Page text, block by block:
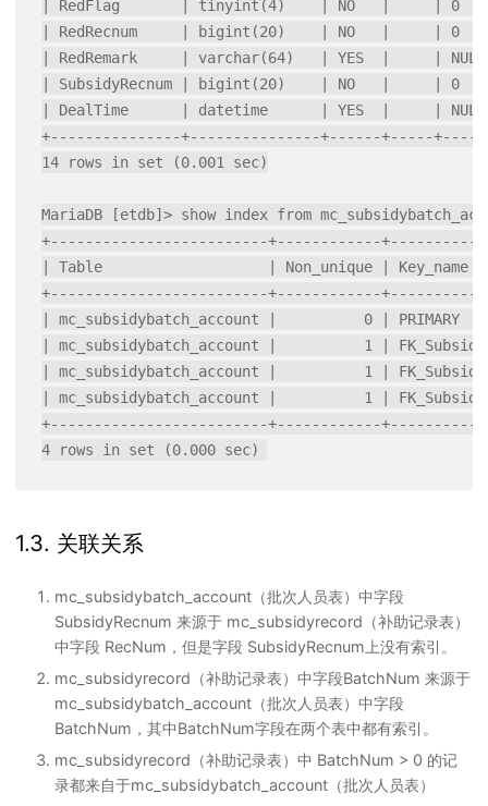
| RedFlag       | tinyint(4)    | NO   |     |
| RedRecnum     | bigint(20)    | NO   |     |
| RedRemark     | varchar(64)   | YES  |     |
| SubsidyRecnum | bigint(20)    | NO   |     |
| DealTime      | datetime      | YES  |     |
+---------------+---------------+------+-----
14 rows in set (0.001 sec)
MariaDB [etdb]> show index from
+-------------------------+------------
| Table                   | Non_unique | Key_name
+-------------------------+------------
| mc_subsidybatch_account |          0 |
| mc_subsidybatch_account |          1 |
| mc_subsidybatch_account |          1 |
| mc_subsidybatch_account |          1 |
+-------------------------+------------
1.3. 关联关系
mc_subsidybatch_account（批次人员表）中字段
SubsidyRecnum 来源于 mc_subsidyrecord（补助记录表）
中字段 RecNum，但是字段 SubsidyRecnum上没有索引。
mc_subsidyrecord（补助记录表）中字段BatchNum 来源于
mc_subsidybatch_account（批次人员表）中字段
BatchNum，其中BatchNum字段在两个表中都有索引。
mc_subsidyrecord（补助记录表）中 BatchNum > 0 的记
录都来自于mc_subsidybatch_account（批次人员表）